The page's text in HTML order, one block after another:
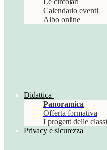
Le circolari
Calendario eventi
Albo online
Didattica
Panoramica
Offerta formativa
I progetti delle classi
Privacy e sicurezza